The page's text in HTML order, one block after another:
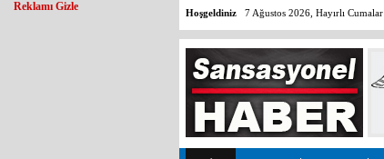
Hoşgeldiniz 7 Ağustos 2026, Hayırlı Cumalar
Reklamı Gizle